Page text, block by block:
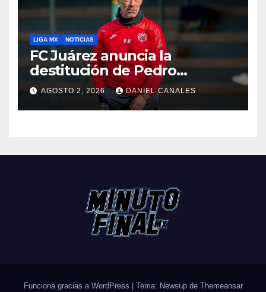
LIGA MX NOTICIAS
FC Juárez anuncia la
destitución de Pedro
Caixinha
AGOSTO 2, 2026 DANIEL CANALES
Funciona gracias a WordPress Tema: Newsup de Themeansar